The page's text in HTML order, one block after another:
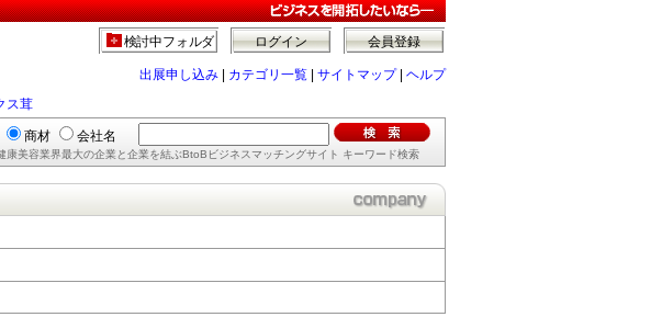
会員登録
ログイン
検討中フォルダ
出展申し込み カテゴリ一覧 サイトマップ| ヘルプ
ス茸
商材 会社名
康美容業界最大の企業と企業を結ぶBtoBビジネスマッチングサイト キーワード検索